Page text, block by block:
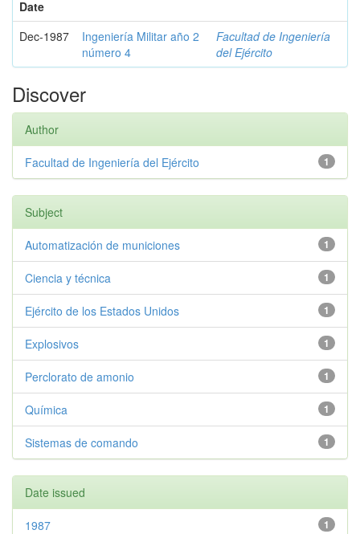
Date
Dec-1987
Ingeniería Militar año 2
número 4
Facultad de Ingeniería
del Ejército
Discover
Author
1
Facultad de Ingeniería del Ejército
Subject
1
Automatización de municiones
1
Ciencia y técnica
1
Ejército de los Estados Unidos
1
Explosivos
1
Perclorato de amonio
1
Química
1
Sistemas de comando
Date issued
1
1987